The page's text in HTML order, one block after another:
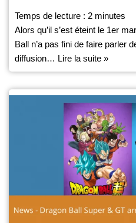
Temps de lecture : 2 minutes
Alors qu’il s’est éteint le 1er
Ball n’a pas fini de faire parler
diffusion… Lire la suite »